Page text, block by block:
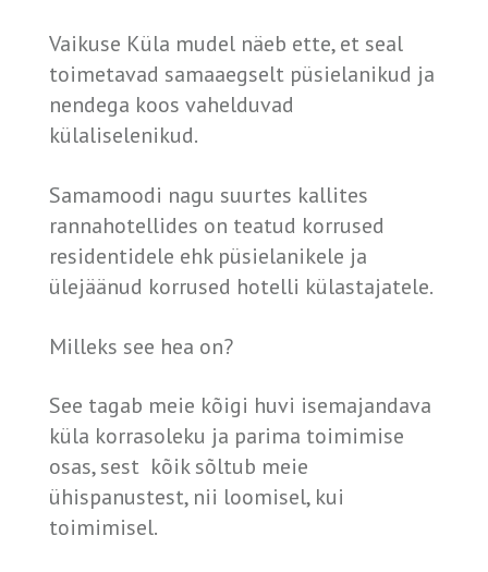
Vaikuse Küla mudel näeb ette, et seal
toimetavad samaaegselt püsielanikud ja
nendega koos vahelduvad
külaliselenikud.
Samamoodi nagu suurtes kallites
rannahotellides on teatud korrused
residentidele ehk püsielanikele ja
ülejäänud korrused hotelli külastajatele.
Milleks see hea on?
See tagab meie kõigi huvi isemajandava
küla korrasoleku ja parima toimimise
osas, sest kõik sõltub meie
ühispanustest, nii loomisel, kui
toimimisel.